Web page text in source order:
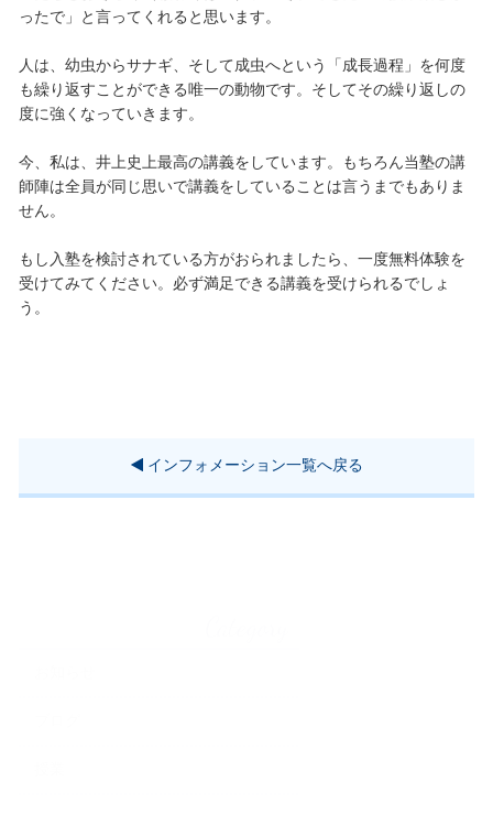
ったで」と言ってくれると思います。
人は、幼虫からサナギ、そして成虫へという「成長過程」を何度
も繰り返すことができる唯一の動物です。そしてその繰り返しの
度に強くなっていきます。
今、私は、井上史上最高の講義をしています。もちろん当塾の講
師陣は全員が同じ思いで講義をしていることは言うまでもありま
せん。
もし入塾を検討されている方がおられましたら、一度無料体験を
受けてみてください。必ず満足できる講義を受けられるでしょ
う。
インフォメーション一覧へ戻る